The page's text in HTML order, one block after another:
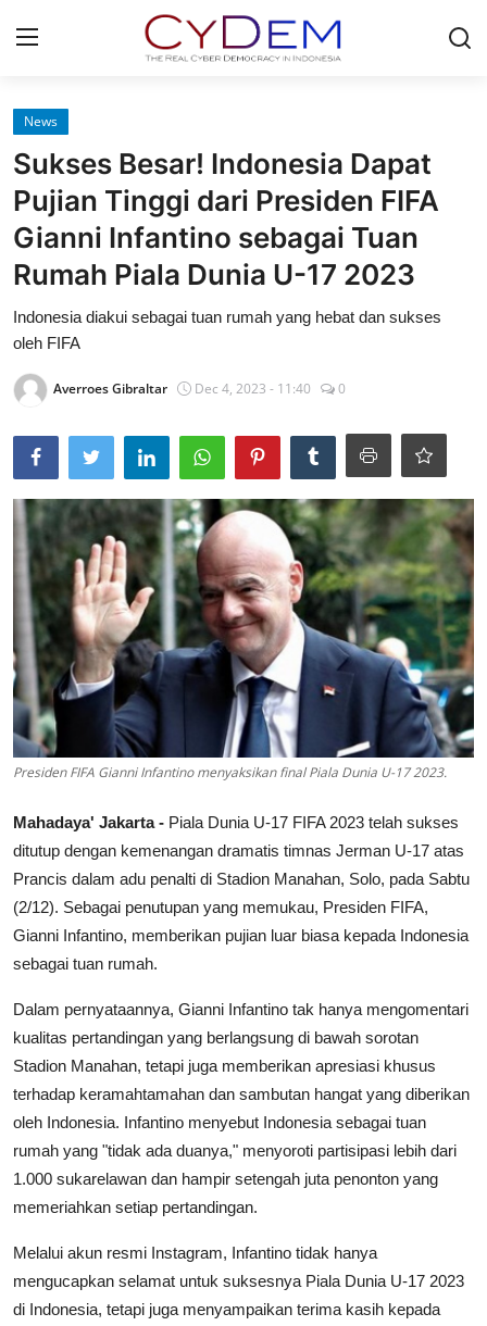
Home
News
Contact
Politik
Redaksi
Nasional
Lainya
News
Sukses Besar! Indonesia Dapat
Pujian Tinggi dari Presiden FIFA
Gianni Infantino sebagai Tuan
Rumah Piala Dunia U-17 2023
Indonesia diakui sebagai tuan rumah yang hebat dan sukses
oleh FIFA
Averroes Gibraltar Dec 4, 2023 - 11:40 0
Presiden FIFA Gianni Infantino menyaksikan final Piala Dunia U-17 2023.
Mahadaya' Jakarta - Piala Dunia U-17 FIFA 2023 telah sukses
ditutup dengan kemenangan dramatis timnas Jerman U-17 atas
Prancis dalam adu penalti di Stadion Manahan, Solo, pada Sabtu
(2/12). Sebagai penutupan yang memukau, Presiden FIFA,
Gianni Infantino, memberikan pujian luar biasa kepada Indonesia
sebagai tuan rumah.
Dalam pernyataannya, Gianni Infantino tak hanya mengomentari
kualitas pertandingan yang berlangsung di bawah sorotan
Stadion Manahan, tetapi juga memberikan apresiasi khusus
terhadap keramahtamahan dan sambutan hangat yang diberikan
oleh Indonesia. Infantino menyebut Indonesia sebagai tuan
rumah yang "tidak ada duanya," menyoroti partisipasi lebih dari
1.000 sukarelawan dan hampir setengah juta penonton yang
memeriahkan setiap pertandingan.
Melalui akun resmi Instagram, Infantino tidak hanya
mengucapkan selamat untuk suksesnya Piala Dunia U-17 2023
di Indonesia, tetapi juga menyampaikan terima kasih kepada